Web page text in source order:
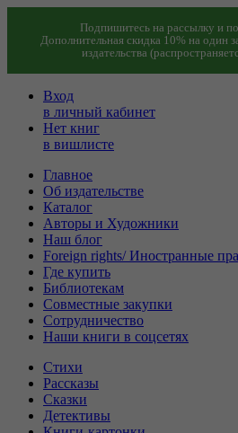
Подпишитесь на рассылку и
Дополнительная скидка 10% на один
издательства
Вход
в личный кабинет
Нет книг
в вишлисте
Главное
Об издательстве
Каталог
Авторы и Художники
Наш блог
Foreign rights/ Иностранные
Где купить
Библиотекам
Совместные закупки
Сотрудничество
Наши книги в соцсетях
Стихи
Рассказы
Сказки
Детективы